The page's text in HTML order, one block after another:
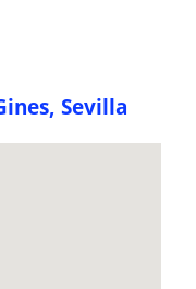
Sevilla